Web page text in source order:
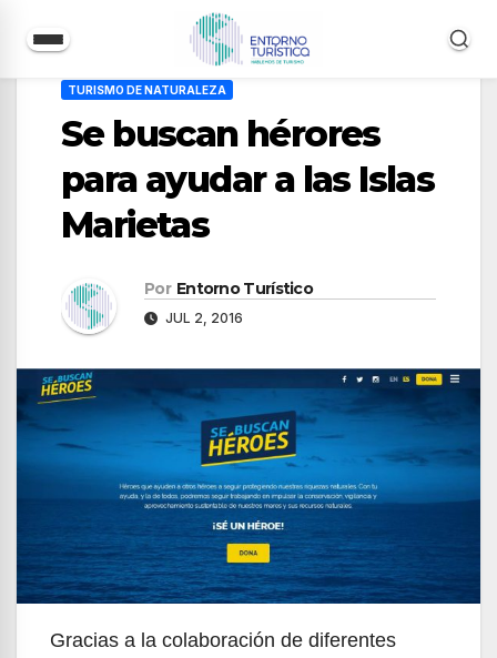
contenido
TURISMO DE NATURALEZA
Se buscan hérores
para ayudar a las Islas
Marietas
Por Entorno Turístico
JUL 2, 2016
Gracias a la colaboración de diferentes